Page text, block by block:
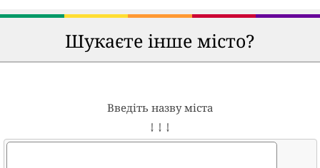
Шукаєте інше місто?
Введіть назву міста
↓ ↓ ↓